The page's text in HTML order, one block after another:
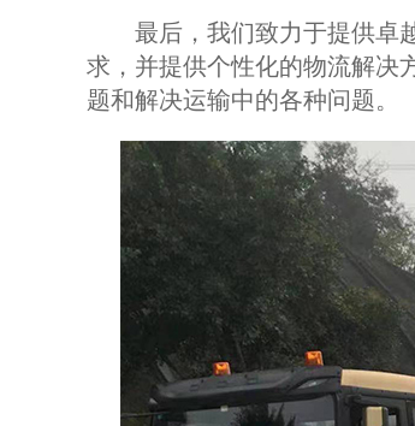
最后，我们致力于提供卓越
求，并提供个性化的物流解决
题和解决运输中的各种问题。